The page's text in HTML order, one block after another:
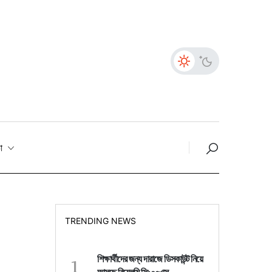
TRENDING NEWS
1
শিক্ষার্থীদের জন্য দারাজে ডিসকাউন্ট নিয়ে